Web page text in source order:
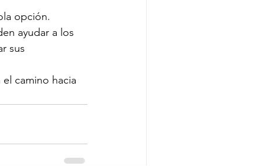
opción.
ayudar a los
sus
camino hacia